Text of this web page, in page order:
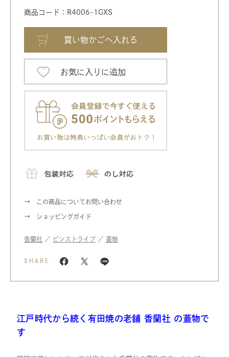
商品コード：R4006-1GXS
お気に入りに追加
この商品についてお問い合わせ
ショッピングガイド
香蘭社 ／ ピンストライプ ／ 蓋物
SHARE
江戸時代から続く有田焼の老舗 香蘭社 の蓋物で
す